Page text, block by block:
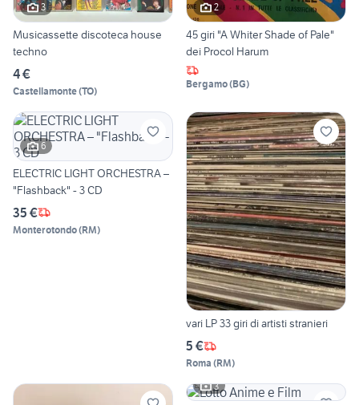
3
Musicassette discoteca house
techno
4 €
Castellamonte(TO)
2
45 giri "A Whiter Shade of Pale"
dei Procol Harum
Bergamo(BG)
6
ELECTRIC LIGHT ORCHESTRA –
"Flashback" - 3 CD
35 €
Monterotondo(RM)
vari LP 33 giri di artisti stranieri
5 €
Roma (RM)
3